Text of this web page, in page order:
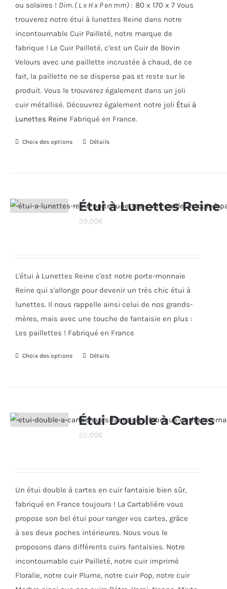
du
produit
ou solaires ! Dim. ( L x H x P en mm) : 80 x 170 x 7 Vous
trouverez notre étui à lunettes Reine dans notre
incontournable Cuir Pailleté, notre marque de
fabrique ! Le Cuir Pailleté, c’est un Cuir de Bovin
Velours avec une paillette incrustée à chaud, de ce
fait, la paillette ne se disperse pas et reste sur le
produit. Vous le trouverez également dans un joli
cuir métallisé. Découvrez également notre joli Étui à
Lunettes Reine Fabriqué en France.
Choix des options
Ce
variations.
Les
choisies
du
Détails
Étui à Lunettes Reine
39,00€
L'étui à Lunettes Reine c'est notre porte-monnaie
Reine qui s'allonge pour devenir un très chic étui à
lunettes. Il nous rappelle ainsi celui de nos grands-
mères, mais avec une touche de fantaisie en plus :
Les paillettes ! Fabriqué en France
Choix des options
Ce
variations.
Les
la
page
du
produit
Détails
Étui Double à Cartes
22,00€
Un étui double à cartes en cuir fantaisie bien sûr,
fabriqué en France toujours ! La Cartablière vous
propose son bel étui pour ranger vos cartes, grâce
à ses deux poches intérieures. Nous vous le
proposons dans différents cuirs fantaisies. Notre
incontournable cuir Pailleté, notre cuir imprimé
Floralie, notre cuir Plume, notre cuir Pop, notre cuir